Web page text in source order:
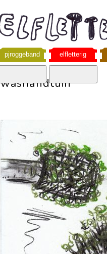
pjroggeband elfletterig
washandtuin